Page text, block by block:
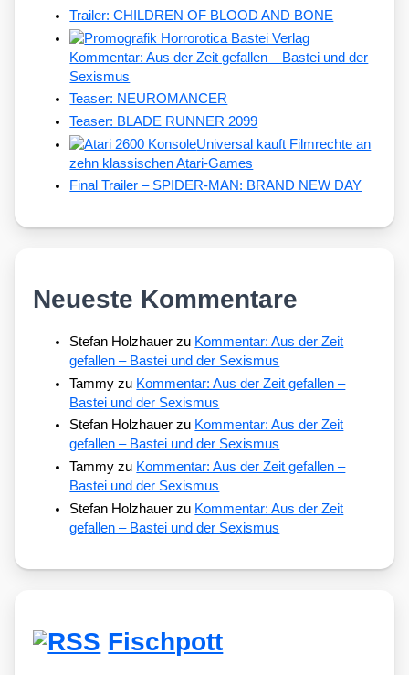
Trailer: CHILDREN OF BLOOD AND BONE
Kommentar: Aus der Zeit gefallen – Bastei und der
Sexismus
Teaser: NEUROMANCER
Teaser: BLADE RUNNER 2099
Universal kauft Filmrechte an
zehn klassischen Atari-Games
Final Trailer – SPIDER-MAN: BRAND NEW DAY
Neueste Kommentare
Stefan Holzhauer zu Kommentar: Aus der Zeit
gefallen – Bastei und der Sexismus
Tammy zu Kommentar: Aus der Zeit gefallen –
Bastei und der Sexismus
Stefan Holzhauer zu Kommentar: Aus der Zeit
gefallen – Bastei und der Sexismus
Tammy zu Kommentar: Aus der Zeit gefallen –
Bastei und der Sexismus
Stefan Holzhauer zu Kommentar: Aus der Zeit
gefallen – Bastei und der Sexismus
Fischpott